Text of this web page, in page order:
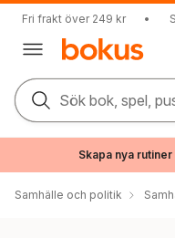
Fri frakt över 249 kr •
Sök bok, spel,
Skapa nya
Samhälle och politik